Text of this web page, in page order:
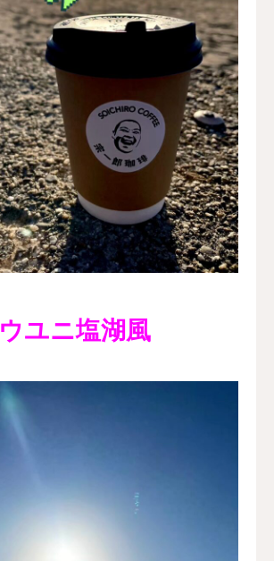
ウユニ塩湖風